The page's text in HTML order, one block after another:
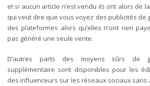
et si aucun article n’est vendu ils ont alors de
qui veut dire que vous voyez des publicités de
des plateformes alors qu’elles n’ont rien
pas généré une seule vente.
D’autres parts des moyens sûrs de
supplémentaire sont disponibles pour les
des influenceurs sur les réseaux sociaux